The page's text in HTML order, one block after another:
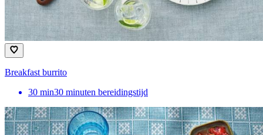
Breakfast burrito
30 min30 minuten bereidingstijd